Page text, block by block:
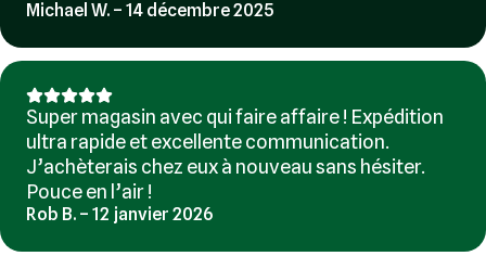
Michael W. – 14 décembre 2025
Super magasin avec qui faire affaire ! Expédition
ultra rapide et excellente communication.
J’achèterais chez eux à nouveau sans hésiter.
Pouce en l’air !
Rob B. – 12 janvier 2026